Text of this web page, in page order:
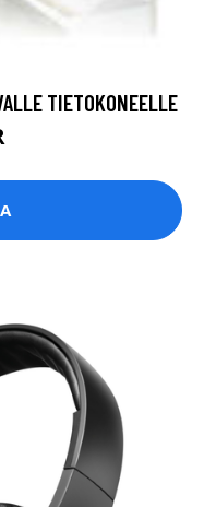
TIETOKONEELLE